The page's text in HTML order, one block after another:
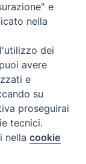
Preferenze Cookie
e
nella
dei
avere
e
su
proseguirai
tecnici.
nellacookie